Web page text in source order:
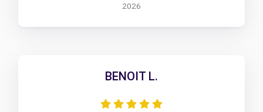
2026
BENOIT L.